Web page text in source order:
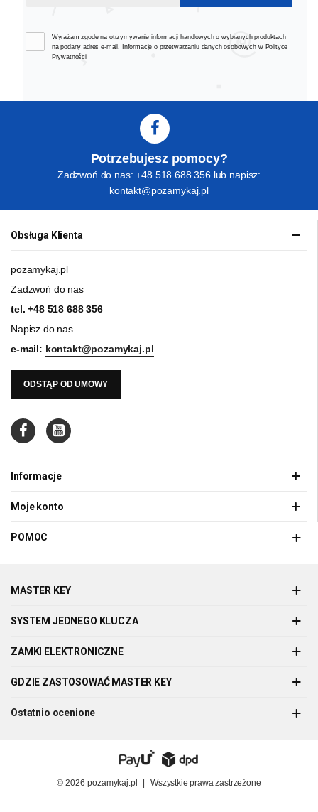
Wyrażam zgodę na otrzymywanie informacji handlowych o wybranych produktach
na podany adres e-mail. Informacje o przetwarzaniu danych osobowych w Polityce
Prywatności
Potrzebujesz pomocy?
Zadzwoń do nas: +48 518 688 356 lub napisz:
kontakt@pozamykaj.pl
Obsługa Klienta
pozamykaj.pl
Zadzwoń do nas
tel.+48 518 688 356
Napisz do nas
e-mail: kontakt@pozamykaj.pl
ODSTĄP OD UMOWY
Informacje
Moje konto
POMOC
MASTER KEY
SYSTEM JEDNEGO KLUCZA
ZAMKI ELEKTRONICZNE
GDZIE ZASTOSOWAĆ MASTER KEY
Ostatnio ocenione
© 2026 pozamykaj.pl Wszystkie prawa zastrzeżone